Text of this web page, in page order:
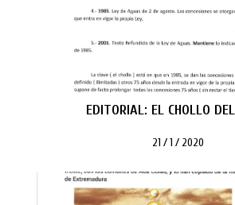
EDITORIAL: EL CHOLLO
21 / 1 / 2020